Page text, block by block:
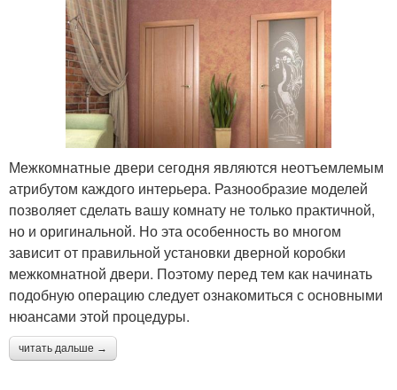
Межкомнатные двери сегодня являются неотъемлемым
атрибутом каждого интерьера. Разнообразие моделей
позволяет сделать вашу комнату не только практичной,
но и оригинальной. Но эта особенность во многом
зависит от правильной установки дверной коробки
межкомнатной двери. Поэтому перед тем как начинать
подобную операцию следует ознакомиться с основными
нюансами этой процедуры.
читать дальше →